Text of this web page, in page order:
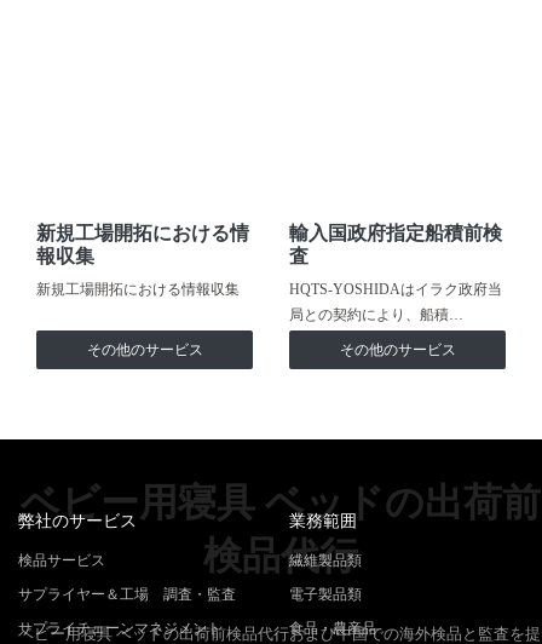
新規工場開拓における情
報収集
新規工場開拓における情報収集
その他のサービス
輸入国政府指定船積前検
査
HQTS-YOSHIDAはイラク政府当
局との契約により、船積…
その他のサービス
ベビー用寝具 ベッドの出荷前
検品代行
ベビー用寝具 ベッドの出荷前検品代行および中国での海外検品と監査を提
弊社のサービス
検品サービス
サプライヤー＆工場 調査・監査
サプライチェーンマネジメント
業務範囲
繊維製品類
電子製品類
食品・農産品